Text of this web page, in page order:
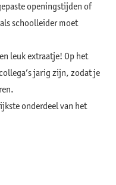
openingstijden of
schoolleider moet
leuk extraatje! Op het
jarig zijn, zodat je
onderdeel van het